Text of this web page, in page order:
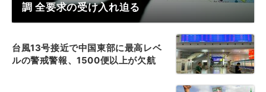
調 全要求の受け入れ迫る
台風13号接近で中国東部に最高レベ
ルの警戒警報、1500便以上が欠航